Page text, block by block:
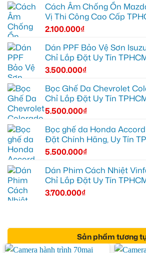
Cách Âm Chống Ồn
Vị Thi Công Cao Cấp
2.100.000₫
Dán PPF Bảo Vệ Sơn
Chỉ Lắp Đặt Uy Tín
3.500.000₫
Bọc Ghế Da Chevrolet
Chỉ Lắp Đặt Uy Tín
5.500.000₫
Bọc ghế da Honda
Đặt Chính Hãng, Uy Tín
5.500.000₫
Dán Phim Cách Nhiệt
Chỉ Lắp Đặt Uy Tín
3.700.000₫
Sản phẩm tương